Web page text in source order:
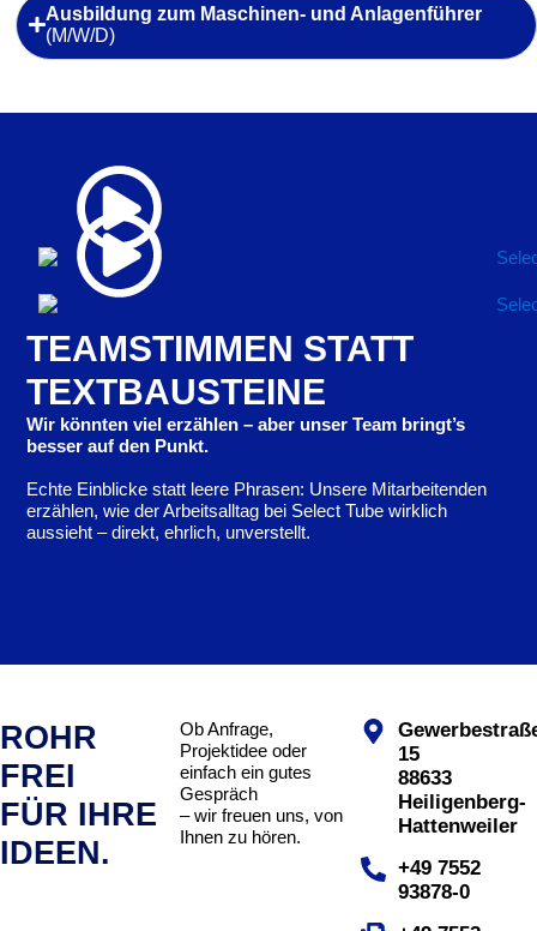
Ausbildung zum Maschinen- und Anlagenführer
(M/W/D)
TEAMSTIMMEN STATT
TEXTBAUSTEINE
Wir könnten viel erzählen – aber unser Team bringt’s
besser auf den Punkt.
Echte Einblicke statt leere Phrasen: Unsere Mitarbeitenden
erzählen, wie der Arbeitsalltag bei Select Tube wirklich
aussieht – direkt, ehrlich, unverstellt.
ROHR
FREI
FÜR IHRE
IDEEN.
Ob Anfrage,
Projektidee oder
einfach ein gutes
Gespräch
– wir freuen uns, von
Ihnen zu hören.
15
88633
Heiligenberg-
Hattenweiler
+49 7552
93878-0